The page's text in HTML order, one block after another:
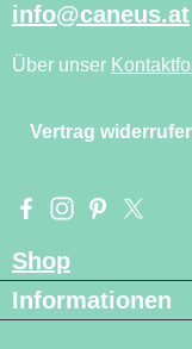
info@caneus.at
Über unser
Vertrag
Besuche uns auf
Schau auf
Lass dich
Folge
Shop
Informationen